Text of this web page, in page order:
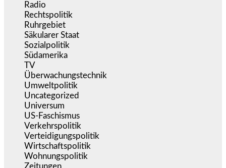
Radio
Rechtspolitik
Ruhrgebiet
Säkularer Staat
Sozialpolitik
Südamerika
TV
Überwachungstechnik
Umweltpolitik
Uncategorized
Universum
US-Faschismus
Verkehrspolitik
Verteidigungspolitik
Wirtschaftspolitik
Wohnungspolitik